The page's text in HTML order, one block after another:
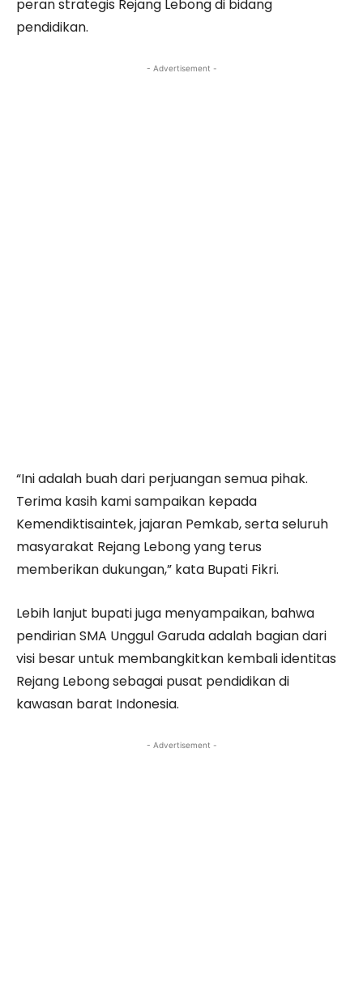
peran strategis Rejang Lebong di bidang
pendidikan.
- Advertisement -
“Ini adalah buah dari perjuangan semua pihak.
Terima kasih kami sampaikan kepada
Kemendiktisaintek, jajaran Pemkab, serta seluruh
masyarakat Rejang Lebong yang terus
memberikan dukungan,” kata Bupati Fikri.
Lebih lanjut bupati juga menyampaikan, bahwa
pendirian SMA Unggul Garuda adalah bagian dari
visi besar untuk membangkitkan kembali identitas
Rejang Lebong sebagai pusat pendidikan di
kawasan barat Indonesia.
- Advertisement -